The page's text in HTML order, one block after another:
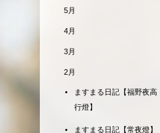
5月
4月
3月
2月
ますまる日記【福野夜高
行燈】
ますまる日記【常夜燈】